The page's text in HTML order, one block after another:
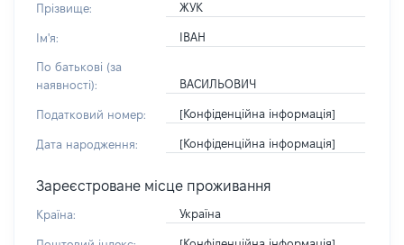
Прізвище: ЖУК
Ім'я: ІВАН
По батькові (за
наявності):
ВАСИЛЬОВИЧ
Податковий номер: [Конфіденційна інформація]
Дата народження: [Конфіденційна інформація]
Зареєстроване місце проживання
Країна: Україна